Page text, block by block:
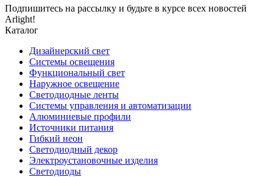
Подпишитесь на рассылку и будьте в курсе всех новостей
Arlight!
Каталог
Дизайнерский свет
Системы освещения
Функциональный свет
Наружное освещение
Светодиодные ленты
Системы управления и автоматизации
Алюминиевые профили
Источники питания
Гибкий неон
Светодиодный декор
Электроустановочные изделия
Светодиоды